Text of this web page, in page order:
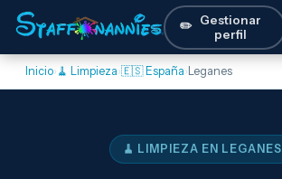
✏️ Gestionar
perfil
Inicio› 🧹 Limpieza›🇪🇸 España› Leganes
🧹 LIMPIEZA EN LEGANES